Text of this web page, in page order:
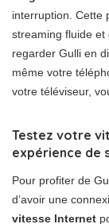
interruption. Cette
streaming fluide et
regarder Gulli en
même votre
votre téléviseur,
Testez votre
expérience de
Pour profiter de
d’avoir une
vitesse Internet